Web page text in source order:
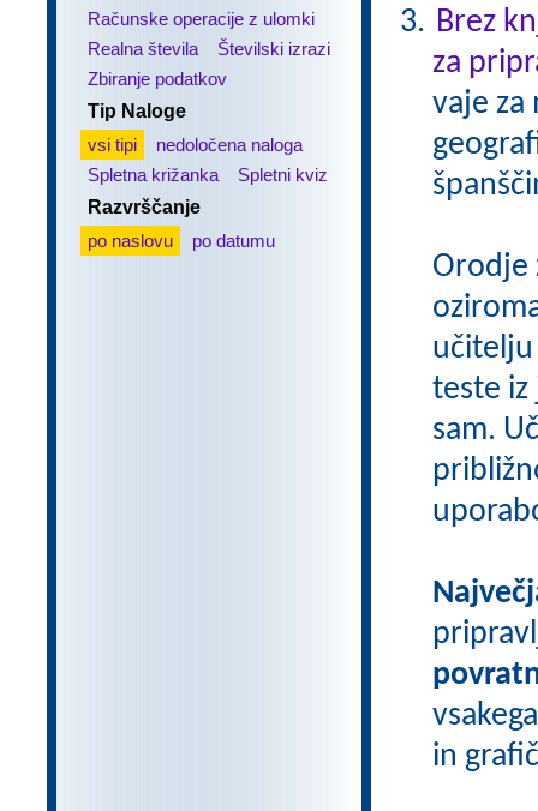
Računske operacije z ulomki
Realna števila
Številski izrazi
Zbiranje podatkov
Tip Naloge
vsi tipi
nedoločena naloga
Spletna križanka
Spletni kviz
Razvrščanje
po naslovu
po datumu
Brez
za
vaje za
Orodje
učitelju
teste iz
sam.
in